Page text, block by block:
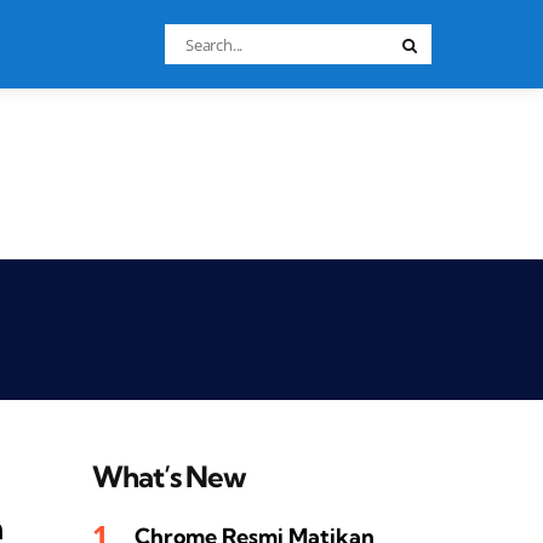
Search
for:
What’s New
Chrome Resmi Matikan